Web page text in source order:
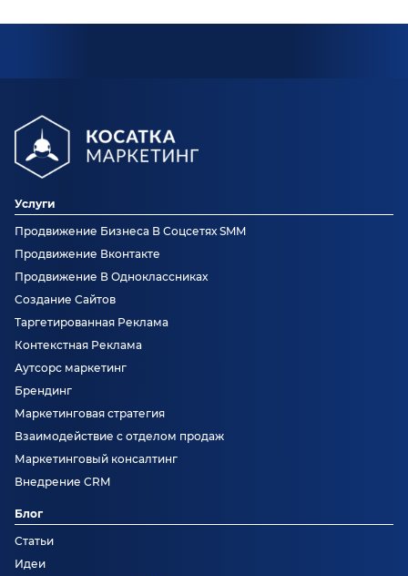
Услуги
Продвижение Бизнеса В Соцсетях SMM
Продвижение Вконтакте
Продвижение В Одноклассниках
Создание Сайтов
Таргетированная Реклама
Контекстная Реклама
Аутсорс маркетинг
Брендинг
Маркетинговая стратегия
Взаимодействие с отделом продаж
Маркетинговый консалтинг
Внедрение CRM
Блог
Статьи
Идеи